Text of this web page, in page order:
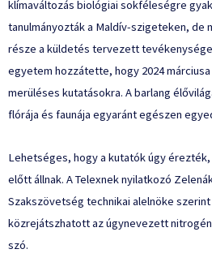
klímaváltozás biológiai sokféleségre
tanulmányozták a Maldív-szigeteken, de
része a küldetés tervezett
egyetem hozzátette, hogy 2024
merüléses kutatásokra. A barlang
flórája és faunája egyaránt egészen
Lehetséges, hogy a kutatók úgy
előtt állnak. A Telexnek nyilatkozó
Szakszövetség technikai alelnöke
közrejátszhatott az úgynevezett
szó.